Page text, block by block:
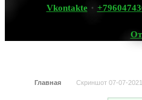
Vkontakte
Главная Скриншот 07-07-